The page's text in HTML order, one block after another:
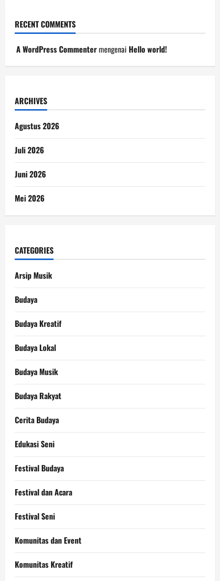
RECENT COMMENTS
A WordPress Commentermengenai Hello world!
ARCHIVES
Agustus 2026
Juli 2026
Juni 2026
Mei 2026
CATEGORIES
Arsip Musik
Budaya
Budaya Kreatif
Budaya Lokal
Budaya Musik
Budaya Rakyat
Cerita Budaya
Edukasi Seni
Festival Budaya
Festival dan Acara
Festival Seni
Komunitas dan Event
Komunitas Kreatif